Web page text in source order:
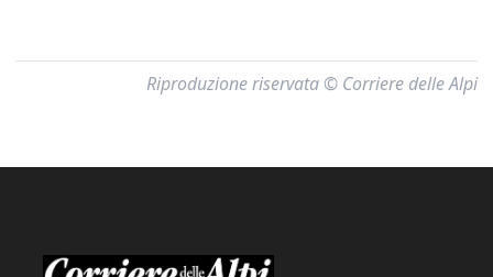
Riproduzione riservata © Corriere delle Alpi